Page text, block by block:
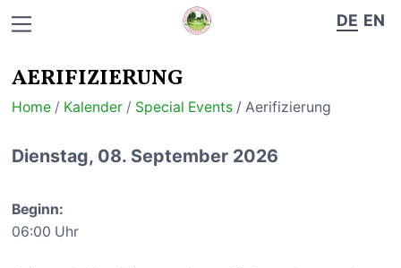
DE EN
AERIFIZIERUNG
Home / Kalender / Special Events / Aerifizierung
Dienstag, 08. September 2026
Beginn:
06:00 Uhr